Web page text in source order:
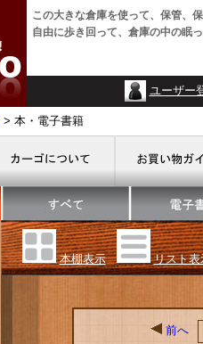
この大きな倉庫を使って、保管、
自由に歩き回って、倉庫の中の眠
ユーザー
> 本・電子書籍
本棚表示 リスト表
前へ